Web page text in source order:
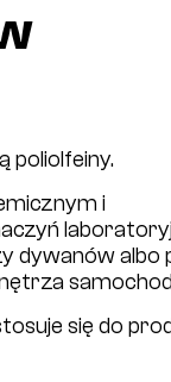
poliolfeiny.
i
dywanów albo
się do